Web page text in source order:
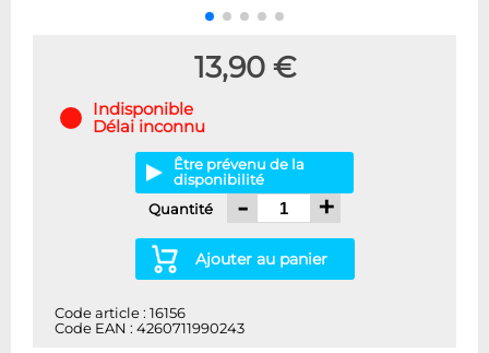
13,90 €
Indisponible
Délai inconnu
Être prévenu de la
disponibilité
Quantité
- +
Ajouter au panier
Code article : 16156
Code EAN : 4260711990243